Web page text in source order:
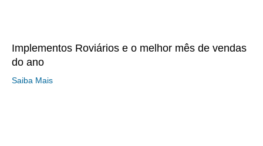
Implementos Roviários e o melhor mês de vendas
do ano
Saiba Mais